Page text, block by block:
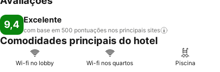
9,4 Excelente
com base em 500 pontuações nos principais sites
Comodidades principais do hotel
Wi-fi no lobby Wi-fi nos quartos Piscina